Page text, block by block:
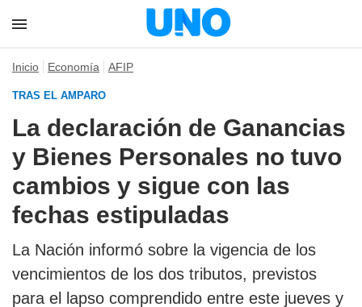
Inicio Economía AFIP
TRAS EL AMPARO
La declaración de Ganancias
y Bienes Personales no tuvo
cambios y sigue con las
fechas estipuladas
La Nación informó sobre la vigencia de los
vencimientos de los dos tributos, previstos
para el lapso comprendido entre este jueves y